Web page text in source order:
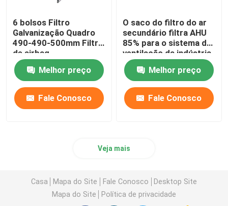
6 bolsos Filtro
Galvanização Quadro
490-490-500mm Filtro
de airbag
Melhor preço
Fale Conosco
O saco do filtro do ar
secundário filtra AHU
85% para o sistema de
ventilação da indústria
Melhor preço
Fale Conosco
Veja mais
Casa Mapa do Site Fale Conosco
Desktop Site
Mapa do Site
Política de privacidade